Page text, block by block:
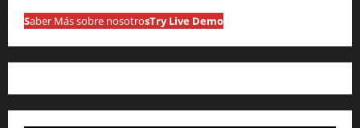
Saber Más sobre nosotrosTry Live Demo